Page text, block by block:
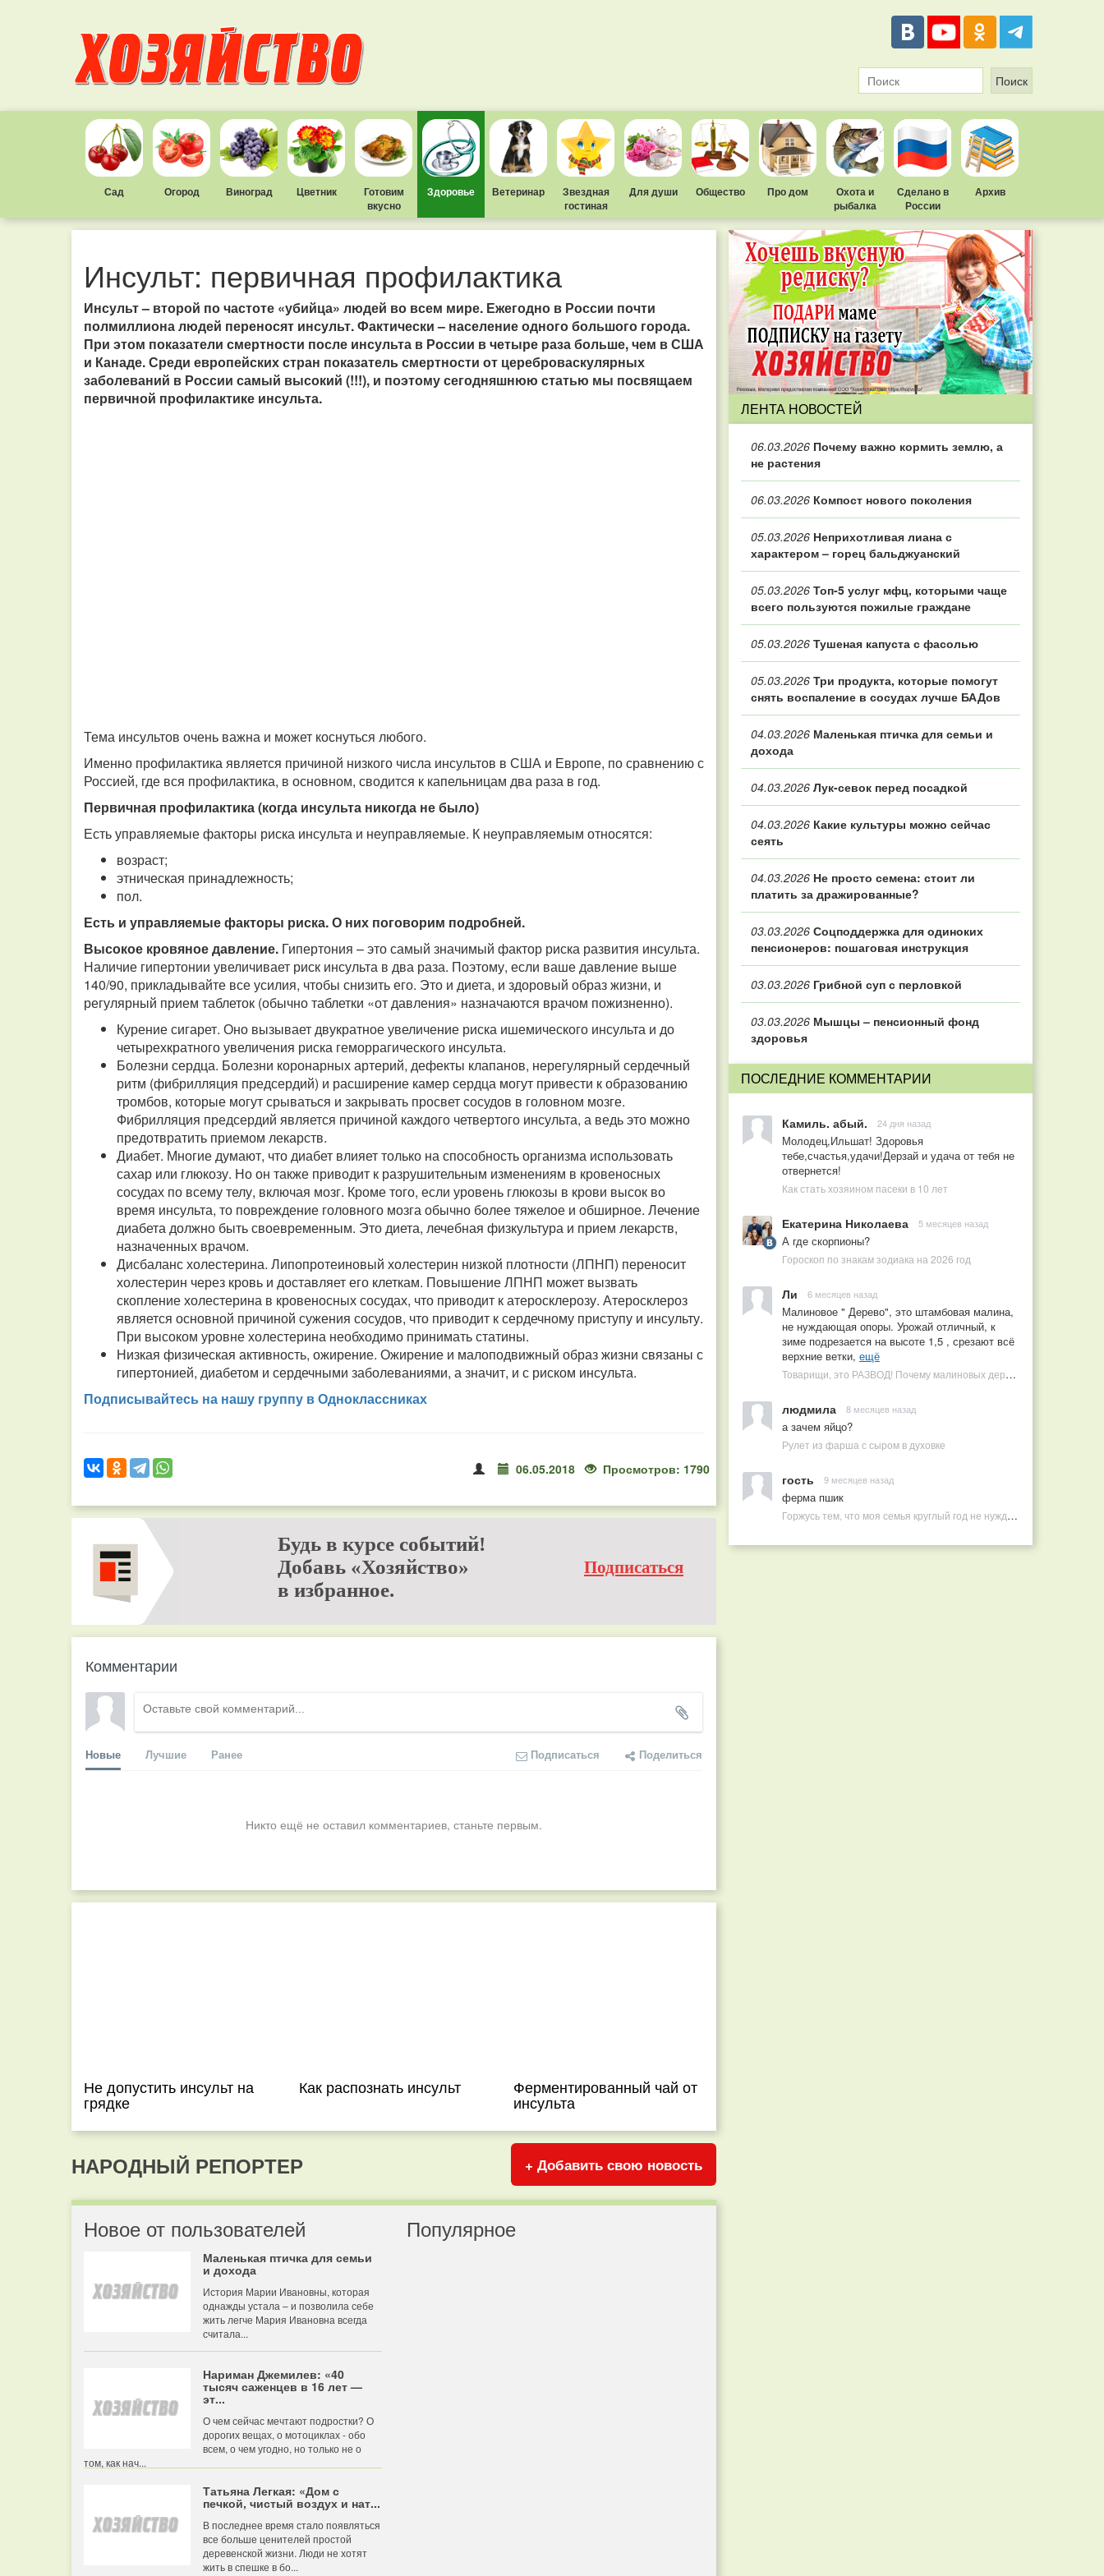
Сад Огород Виноград Цветник
Готовим
вкусно
Здоровье Ветеринар
Звездная
гостиная
Для души Общество Про дом
Охота и
рыбалка
Сделано в
России
Архив
Инсульт: первичная профилактика
Инсульт – второй по частоте «убийца» людей во всем мире. Ежегодно в России почти
полмиллиона людей переносят инсульт. Фактически – население одного большого города.
При этом показатели смертности после инсульта в России в четыре раза больше, чем в США
и Канаде. Среди европейских стран показатель смертности от цереброваскулярных
заболеваний в России самый высокий (!!!), и поэтому сегодняшнюю статью мы посвящаем
первичной профилактике инсульта.
Тема инсультов очень важна и может коснуться любого.
Именно профилактика является причиной низкого числа инсультов в США и Европе, по сравнению с
Россией, где вся профилактика, в основном, сводится к капельницам два раза в год.
Первичная профилактика (когда инсульта никогда не было)
Есть управляемые факторы риска инсульта и неуправляемые. К неуправляемым относятся:
возраст;
этническая принадлежность;
пол.
Есть и управляемые факторы риска. О них поговорим подробней.
Высокое кровяное давление. Гипертония – это самый значимый фактор риска развития инсульта.
Наличие гипертонии увеличивает риск инсульта в два раза. Поэтому, если ваше давление выше
140/90, прикладывайте все усилия, чтобы снизить его. Это и диета, и здоровый образ жизни, и
регулярный прием таблеток (обычно таблетки «от давления» назначаются врачом пожизненно).
Курение сигарет. Оно вызывает двукратное увеличение риска ишемического инсульта и до
четырехкратного увеличения риска геморрагического инсульта.
Болезни сердца. Болезни коронарных артерий, дефекты клапанов, нерегулярный сердечный
ритм (фибрилляция предсердий) и расширение камер сердца могут привести к образованию
тромбов, которые могут срываться и закрывать просвет сосудов в головном мозге.
Фибрилляция предсердий является причиной каждого четвертого инсульта, а ведь это можно
предотвратить приемом лекарств.
Диабет. Многие думают, что диабет влияет только на способность организма использовать
сахар или глюкозу. Но он также приводит к разрушительным изменениям в кровеносных
сосудах по всему телу, включая мозг. Кроме того, если уровень глюкозы в крови высок во
время инсульта, то повреждение головного мозга обычно более тяжелое и обширное. Лечение
диабета должно быть своевременным. Это диета, лечебная физкультура и прием лекарств,
назначенных врачом.
Дисбаланс холестерина. Липопротеиновый холестерин низкой плотности (ЛПНП) переносит
холестерин через кровь и доставляет его клеткам. Повышение ЛПНП может вызвать
скопление холестерина в кровеносных сосудах, что приводит к атеросклерозу. Атеросклероз
является основной причиной сужения сосудов, что приводит к сердечному приступу и инсульту.
При высоком уровне холестерина необходимо принимать статины.
Низкая физическая активность, ожирение. Ожирение и малоподвижный образ жизни связаны с
гипертонией, диабетом и сердечными заболеваниями, а значит, и с риском инсульта.
Подписывайтесь на нашу группу в Одноклассниках
06.05.2018 Просмотров: 1790
Будь в курсе событий!
Добавь «Хозяйство»
в избранное.
Подписаться
Комментарии
Новые Лучшие Ранее Подписаться Поделиться
Никто ещё не оставил комментариев, станьте первым.
Не допустить инсульт на
грядке
Как распознать инсульт Ферментированный чай от
инсульта
НАРОДНЫЙ РЕПОРТЕР + Добавить свою новость
Новое от пользователей
Маленькая птичка для семьи
и дохода
История Марии Ивановны, которая
однажды устала – и позволила себе
жить легче Мария Ивановна всегда
считала...
Нариман Джемилев: «40
тысяч саженцев в 16 лет —
эт...
О чем сейчас мечтают подростки? О
дорогих вещах, о мотоциклах - обо
всем, о чем угодно, но только не о
том, как нач...
Татьяна Легкая: «Дом с
печкой, чистый воздух и нат...
В последнее время стало появляться
все больше ценителей простой
деревенской жизни. Люди не хотят
жить в спешке в бо...
Популярное
ЛЕНТА НОВОСТЕЙ
06.03.2026 Почему важно кормить землю, а
не растения
06.03.2026 Компост нового поколения
05.03.2026 Неприхотливая лиана с
характером – горец бальджуанский
05.03.2026 Топ‑5 услуг мфц, которыми чаще
всего пользуются пожилые граждане
05.03.2026 Тушеная капуста с фасолью
05.03.2026 Три продукта, которые помогут
снять воспаление в сосудах лучше БАДов
04.03.2026 Маленькая птичка для семьи и
дохода
04.03.2026 Лук-севок перед посадкой
04.03.2026 Какие культуры можно сейчас
сеять
04.03.2026 Не просто семена: стоит ли
платить за дражированные?
03.03.2026 Соцподдержка для одиноких
пенсионеров: пошаговая инструкция
03.03.2026 Грибной суп с перловкой
03.03.2026 Мышцы – пенсионный фонд
здоровья
ПОСЛЕДНИЕ КОММЕНТАРИИ
Камиль. абый. 24 дня назад
Молодец,Ильшат! Здоровья
тебе,счастья,удачи!Дерзай и удача от тебя не
отвернется!
Как стать хозяином пасеки в 10 лет
Екатерина Николаева 5 месяцев назад
А где скорпионы?
Гороскоп по знакам зодиака на 2026 год
Ли 6 месяцев назад
Малиновое " Дерево", это штамбовая малина,
не нуждающая опоры. Урожай отличный, к
зиме подрезается на высоте 1,5 , срезают всё
верхние ветки, ещё
Товарищи, это РАЗВОД! Почему малиновых деревьев не бывает, или Как ушлые продавцы наживаются на мечтах садоводов
людмила 8 месяцев назад
а зачем яйцо?
Рулет из фарша с сыром в духовке
гость 9 месяцев назад
ферма пшик
Горжусь тем, что моя семья круглый год не нуждается в покупных витаминах